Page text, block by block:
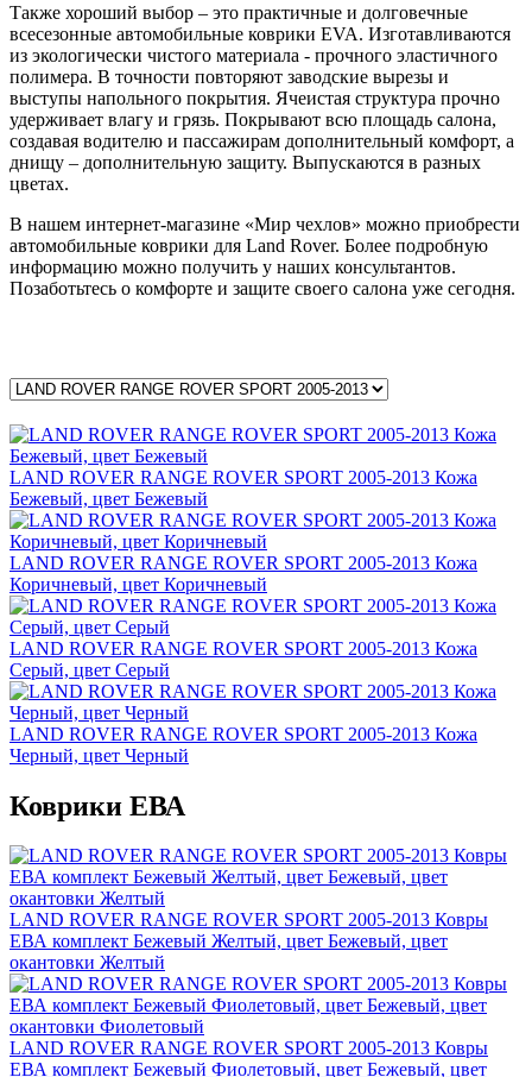
Также хороший выбор – это практичные и долговечные
всесезонные автомобильные коврики EVA. Изготавливаются
из экологически чистого материала - прочного эластичного
полимера. В точности повторяют заводские вырезы и
выступы напольного покрытия. Ячеистая структура прочно
удерживает влагу и грязь. Покрывают всю площадь салона,
создавая водителю и пассажирам дополнительный комфорт, а
днищу – дополнительную защиту. Выпускаются в разных
цветах.
В нашем интернет-магазине «Мир чехлов» можно приобрести
автомобильные коврики для Land Rover. Более подробную
информацию можно получить у наших консультантов.
Позаботьтесь о комфорте и защите своего салона уже сегодня.
LAND ROVER RANGE ROVER SPORT 2005-2013 Кожа
Бежевый, цвет Бежевый
LAND ROVER RANGE ROVER SPORT 2005-2013 Кожа
Коричневый, цвет Коричневый
LAND ROVER RANGE ROVER SPORT 2005-2013 Кожа
Серый, цвет Серый
LAND ROVER RANGE ROVER SPORT 2005-2013 Кожа
Черный, цвет Черный
Коврики ЕВА
LAND ROVER RANGE ROVER SPORT 2005-2013 Ковры
ЕВА комплект Бежевый Желтый, цвет Бежевый, цвет
окантовки Желтый
LAND ROVER RANGE ROVER SPORT 2005-2013 Ковры
ЕВА комплект Бежевый Фиолетовый, цвет Бежевый, цвет